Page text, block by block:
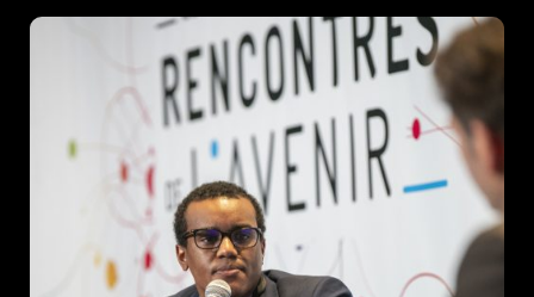
Schedules
Speakers
About